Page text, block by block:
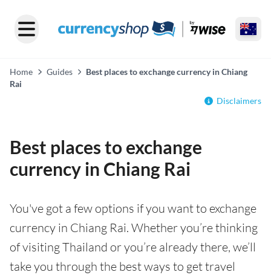
Home Guides
Best places to exchange currency in Chiang
Rai
Disclaimers
Best places to exchange
currency in Chiang Rai
You've got a few options if you want to exchange
currency in Chiang Rai. Whether you’re thinking
of visiting Thailand or you’re already there, we’ll
take you through the best ways to get travel